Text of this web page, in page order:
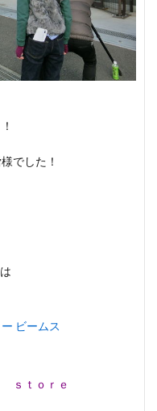
でした！
ビームス
ｓｔｏｒｅ